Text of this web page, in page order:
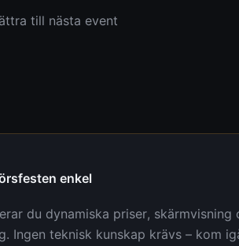
till nästa event
enkel
du dynamiska priser, skärmvisning
Ingen teknisk kunskap krävs – kom